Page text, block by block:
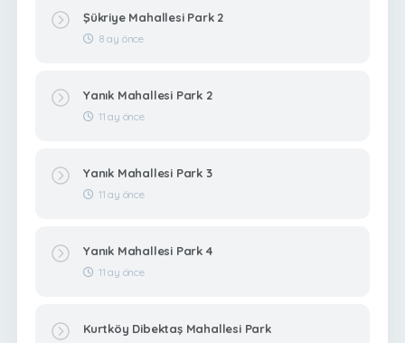
Şükriye Mahallesi Park 2
8 ay önce
Yanık Mahallesi Park 2
11 ay önce
Yanık Mahallesi Park 3
11 ay önce
Yanık Mahallesi Park 4
11 ay önce
Kurtköy Dibektaş Mahallesi Park